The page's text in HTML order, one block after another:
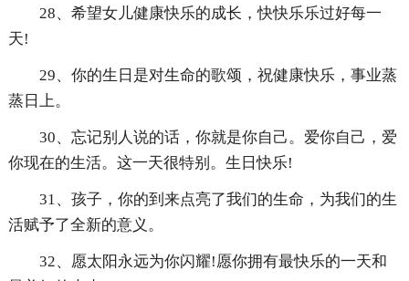
28、希望女儿健康快乐的成长，快快乐乐过好每一
天!
29、你的生日是对生命的歌颂，祝健康快乐，事业蒸
蒸日上。
30、忘记别人说的话，你就是你自己。爱你自己，爱
你现在的生活。这一天很特别。生日快乐!
31、孩子，你的到来点亮了我们的生命，为我们的生
活赋予了全新的意义。
32、愿太阳永远为你闪耀!愿你拥有最快乐的一天和